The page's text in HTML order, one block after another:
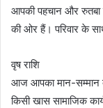
आपकी पहचान और रुतबा
की ओर हैं। परिवार के
वृष राशि
आज आपका मान-सम्मान
किसी खास सामाजिक